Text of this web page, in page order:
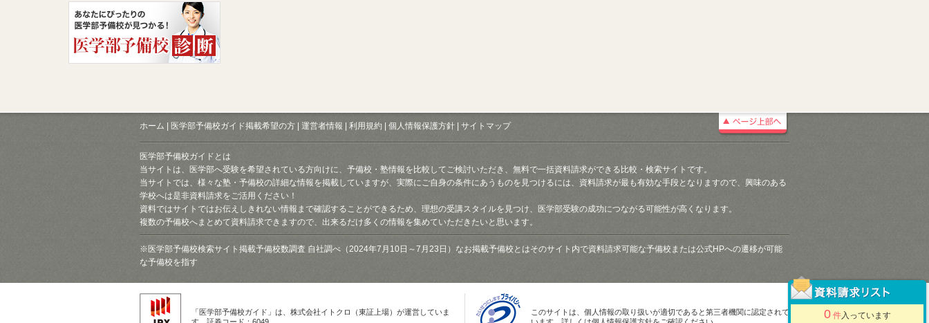
0 件入っています
ホーム 医学部予備校ガイド掲載希望の方 運営者情報 利用規約 個人情報保護方針 サイトマップ
医学部予備校ガイドとは
当サイトは、医学部へ受験を希望されている方向けに、予備校・塾情報を比較してご検討いただき、無料で一括資料請求ができる比較・検索サイトです。
当サイトでは、様々な塾・予備校の詳細な情報を掲載していますが、実際にご自身の条件にあうものを見つけるには、資料請求が最も有効な手段となりますので、興味のある
学校へは是非資料請求をご活用ください！
資料ではサイトではお伝えしきれない情報まで確認することができるため、理想の受講スタイルを見つけ、医学部受験の成功につながる可能性が高くなります。
複数の予備校へまとめて資料請求できますので、出来るだけ多くの情報を集めていただきたいと思います。
※医学部予備校検索サイト掲載予備校数調査 自社調べ（2024年7月10日～7月23日）なお掲載予備校とはそのサイト内で資料請求可能な予備校または公式HPへの遷移が可能
な予備校を指す
「医学部予備校ガイド」は、株式会社イトクロ（東証上場）が運営していま
す。証券コード：6049
このサイトは、個人情報の取り扱いが適切であると第三者機関に認定されて
います。詳しくは個人情報保護方針をご確認ください。